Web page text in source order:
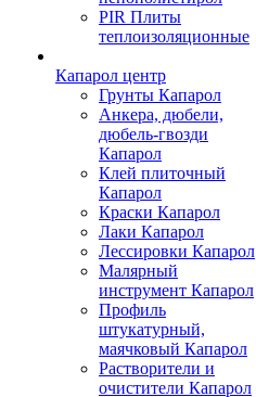
PIR Плиты
теплоизоляционные
Капарол центр
Грунты Капарол
Анкера, дюбели,
дюбель-гвозди
Капарол
Клей плиточный
Капарол
Краски Капарол
Лаки Капарол
Лессировки Капарол
Малярный
инструмент Капарол
Профиль
штукатурный,
маячковый Капарол
Растворители и
очистители Капарол